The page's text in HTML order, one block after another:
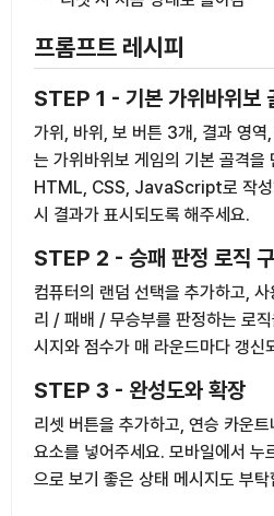
프롬프트 레시피
STEP 1 - 기본 가위바위보
가위, 바위, 보 버튼 3개, 결과 영
는 가위바위보 게임의 기본 골격을
HTML, CSS, JavaScript로 작성
시 결과가 표시되도록 해주세요.
STEP 2 - 승패 판정 로직
컴퓨터의 랜덤 선택을 추가하고,
리 / 패배 / 무승부를 판정하는 로
시지와 점수가 매 라운드마다 갱신
STEP 3 - 완성도와 확장
리셋 버튼을 추가하고, 연승 카운
요소를 넣어주세요. 모바일에서 누
으로 보기 좋은 상태 메시지도 부탁